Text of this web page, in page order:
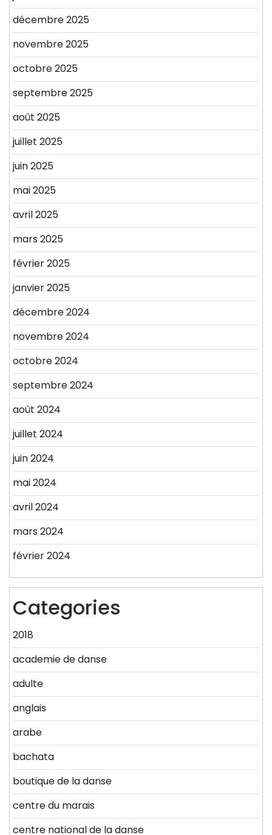
décembre 2025
novembre 2025
octobre 2025
septembre 2025
août 2025
juillet 2025
juin 2025
mai 2025
avril 2025
mars 2025
février 2025
janvier 2025
décembre 2024
novembre 2024
octobre 2024
septembre 2024
août 2024
juillet 2024
juin 2024
mai 2024
avril 2024
mars 2024
février 2024
Categories
2018
academie de danse
adulte
anglais
arabe
bachata
boutique de la danse
centre du marais
centre national de la danse